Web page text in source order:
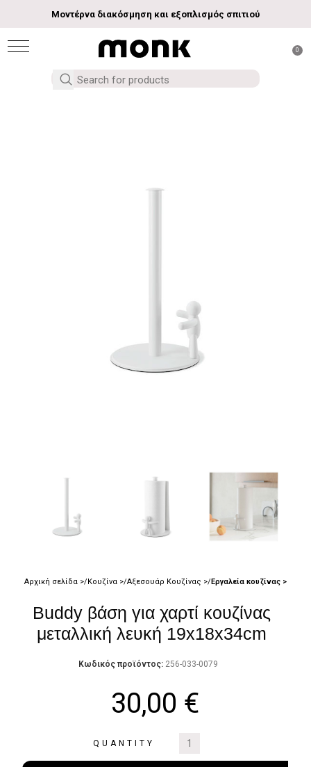
Μοντέρνα διακόσμηση και εξοπλισμός σπιτιού
0
Αρχική σελίδα Κουζίνα Αξεσουάρ Κουζίνας Εργαλεία κουζίνας
Buddy βάση για χαρτί κουζίνας
μεταλλική λευκή 19x18x34cm
Κωδικός προϊόντος: 256-033-0079
30,00 €
QUANTITY